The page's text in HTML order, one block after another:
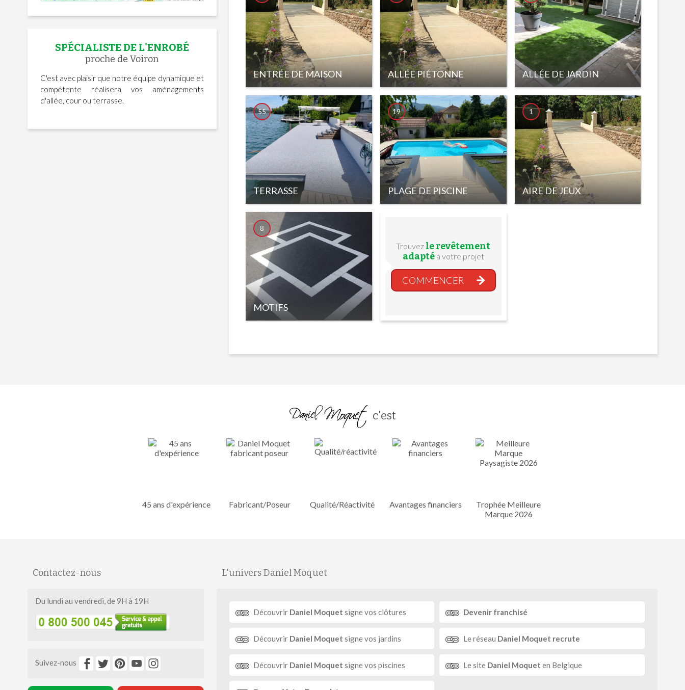
SPÉCIALISTE DE L'ENROBÉ
proche de Voiron
C'est avec plaisir que notre équipe dynamique et
compétente réalisera vos aménagements
d'allée, cour ou terrasse.
ENTRÉE DE MAISON ALLÉE PIÉTONNE ALLÉE DE JARDIN
TERRASSE
55
PLAGE DE PISCINE
19
AIRE DE JEUX
1
MOTIFS
8
Trouvez le revêtement
adaptéà votre projet
COMMENCER
c'est
45 ans d'expérience Fabricant/Poseur Qualité/Réactivité Avantages financiers
Trophée Meilleure
Marque 2026
Contactez-nous
Du lundi au vendredi, de 9H à 19H
Suivez-nous
L'univers Daniel Moquet
Découvrir Daniel Moquet signe vos clôtures Devenir franchisé
Découvrir Daniel Moquet signe vos jardins Le réseau Daniel Moquet recrute
Découvrir Daniel Moquet signe vos piscines Le site Daniel Moquet en Belgique